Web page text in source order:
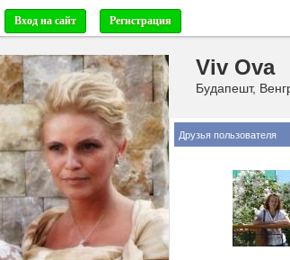
Вход на сайт Регистрация
Viv Ova
Будапешт,
Друзья пользователя